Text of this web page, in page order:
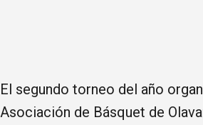
El segundo torneo del año
Asociación de Básquet de